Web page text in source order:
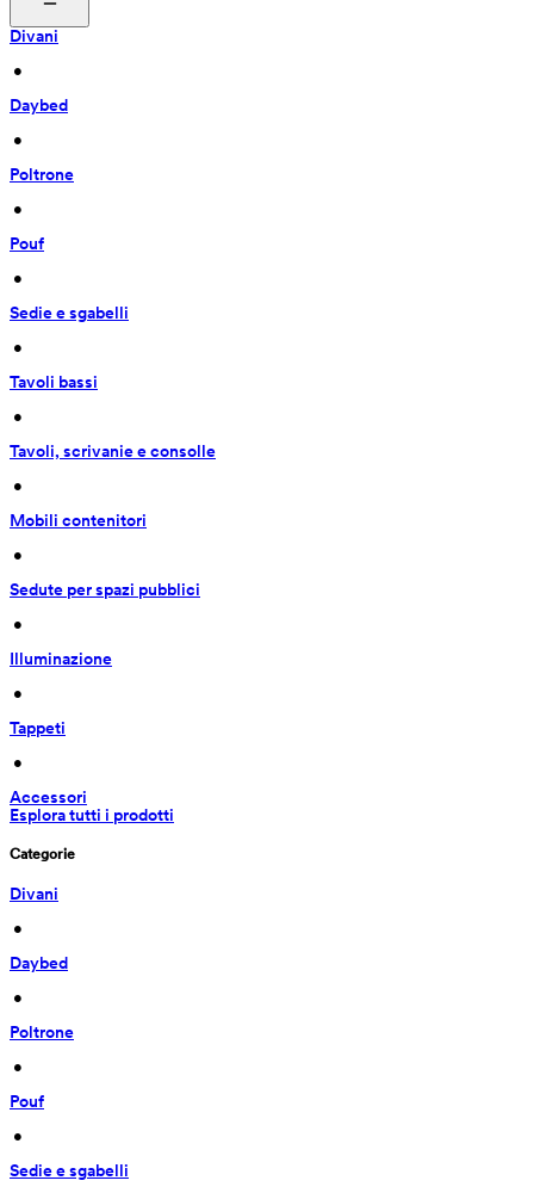
Divani
•
Daybed
•
Poltrone
•
Pouf
•
Sedie e sgabelli
•
Tavoli bassi
•
Tavoli, scrivanie e consolle
•
Mobili contenitori
•
Sedute per spazi pubblici
•
Illuminazione
•
Tappeti
•
Accessori
Esplora tutti i prodotti
Categorie
Divani
•
Daybed
•
Poltrone
•
Pouf
•
Sedie e sgabelli